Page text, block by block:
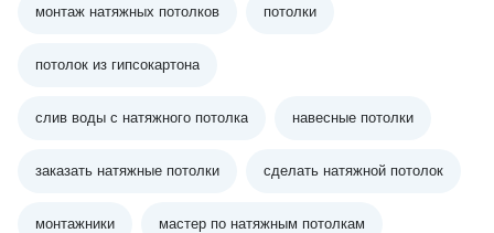
монтаж натяжных потолков потолки
потолок из гипсокартона
слив воды с натяжного потолка навесные потолки
заказать натяжные потолки сделать натяжной потолок
монтажники мастер по натяжным потолкам